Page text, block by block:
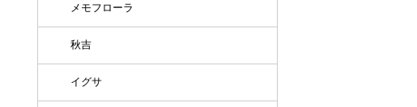
メモフローラ
秋吉
イグサ